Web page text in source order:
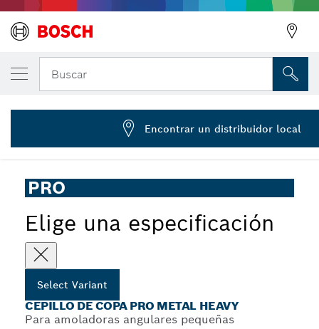
Buscar
...
Cepillo de copa PRO Metal Heavy para amoladoras
angulares pequeñas, rosca M10
PRO
Elige una especificación
Select Variant
CEPILLO DE COPA PRO METAL HEAVY
Para amoladoras angulares pequeñas
Cepillo de copa PRO Metal heavy, 75 x 0,5
2 608 622 063
Encontrar un distribuidor local